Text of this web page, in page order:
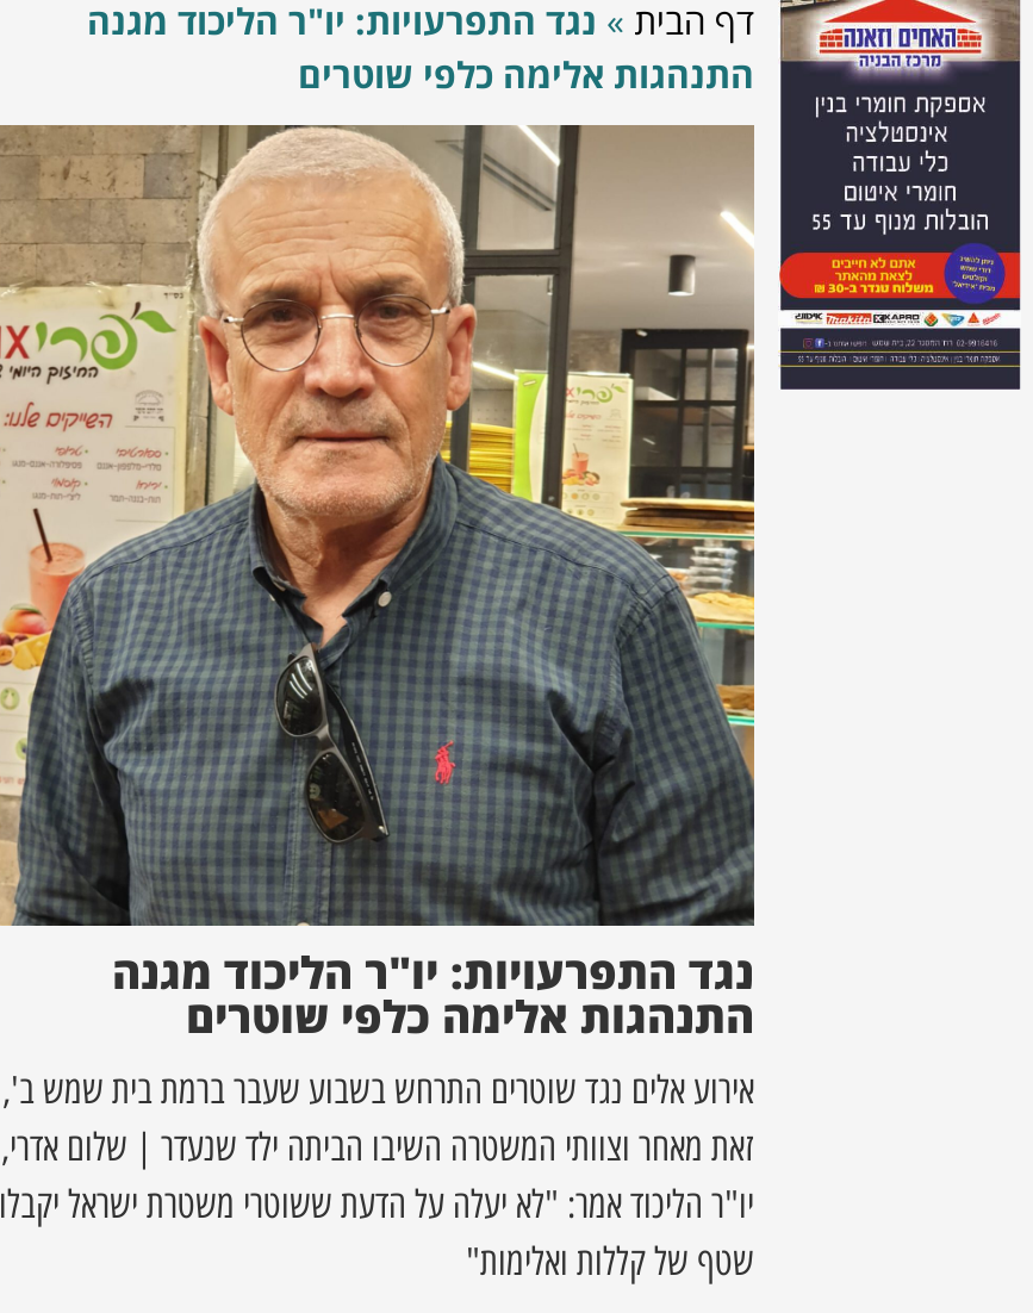
דף הבית » נגד התפרעויות: יו"ר הליכוד מגנה
התנהגות אלימה כלפי שוטרים
נגד התפרעויות: יו"ר הליכוד מגנה
התנהגות אלימה כלפי שוטרים
אירוע אלים נגד שוטרים התרחש בשבוע שעבר ברמת בית שמש ב',
זאת מאחר וצוותי המשטרה השיבו הביתה ילד שנעדר | שלום אדרי,
יו"ר הליכוד אמר: "לא יעלה על הדעת ששוטרי משטרת ישראל יקבלו
שטף של קללות ואלימות"